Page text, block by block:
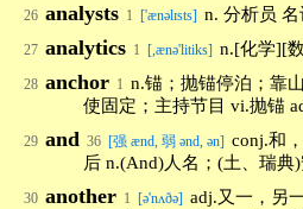
26 analysts 1 ['ænəlɪsts] n. 分析员 名
27 analytics 1 [,ænə'litiks] n.[化学][
28 anchor 1 n.锚；抛锚停泊；靠
使固定；主持节目 vi.抛锚
29 and 36 [强 ænd, 弱 ənd, ən] conj.和
后 n.(And)人名；(土、瑞典
30 another 1 [ə'nʌðə] adj.又一，另